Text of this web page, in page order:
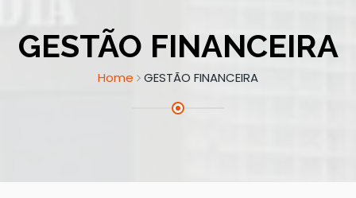
GESTÃO FINANCEIRA
Home GESTÃO FINANCEIRA